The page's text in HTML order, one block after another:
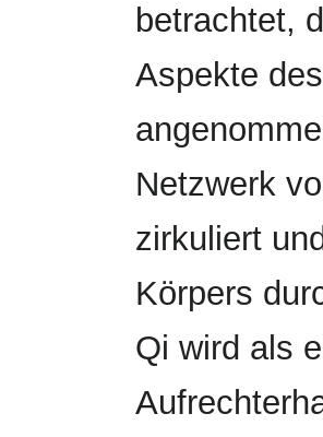
betrachtet,
Aspekte
Netzwerk
zirkuliert
Körpers
Qi wird als